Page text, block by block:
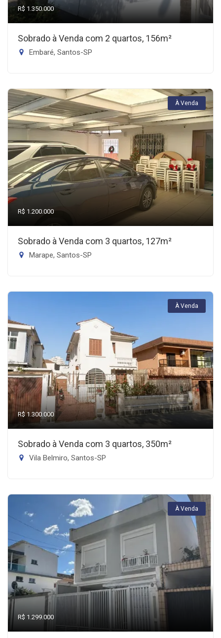
R$ 1.350.000
Sobrado à Venda com 2 quartos, 156m²
Embaré, Santos-SP
À Venda
R$ 1.200.000
Sobrado à Venda com 3 quartos, 127m²
Marape, Santos-SP
À Venda
R$ 1.300.000
Sobrado à Venda com 3 quartos, 350m²
Vila Belmiro, Santos-SP
À Venda
R$ 1.299.000